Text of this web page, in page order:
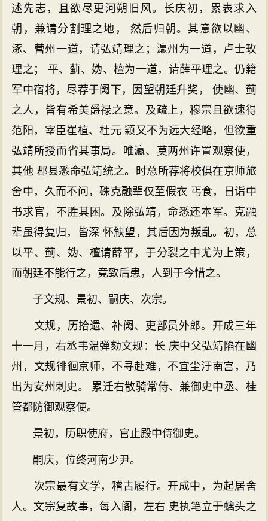
述先志，且欲尽更河朔旧风。长庆初，累表求入
朝，兼请分割理之地， 然后归朝。其意欲以幽、
涿、营州一道，请弘靖理之；瀛州为一道，卢士玫
理之； 平、蓟、妫、檀为一道，请薛平理之。仍籍
军中宿将，尽荐于阙下，因望朝廷升奖， 使幽、蓟
之人，皆有希美爵禄之意。及疏上，穆宗且欲速得
范阳，宰臣崔植、杜元 颖又不为远大经略，但欲重
弘靖所授而省其事局。唯瀛、莫两州许置观察使，
其他 郡县悉命弘靖统之。时总所荐将校俱在京师旅
舍中，久而不问，硃克融辈仅至假衣 丐食，日诣中
书求官，不胜其困。及除弘靖，命悉还本军。克融
辈虽得复归，皆深 怀觖望，其后因为叛乱。初，总
以平、蓟、妫、檀请薛平，于分裂之中尤为上策，
而朝廷不能行之，竟致后患，人到于今惜之。
子文规、景初、嗣庆、次宗。
文规，历拾遗、补阙、吏部员外郎。开成三年
十一月，右丞韦温弹劾文规：长 庆中父弘靖陷在幽
州，文规徘徊京师，不寻赴难，不宜尘汙南宫，乃
出为安州刺史。 累迁右散骑常侍、兼御史中丞、桂
管都防御观察使。
景初，历职使府，官止殿中侍御史。
嗣庆，位终河南少尹。
次宗最有文学，稽古履行。开成中，为起居舍
人。文宗复故事，每入阁，左右 史执笔立于螭头之